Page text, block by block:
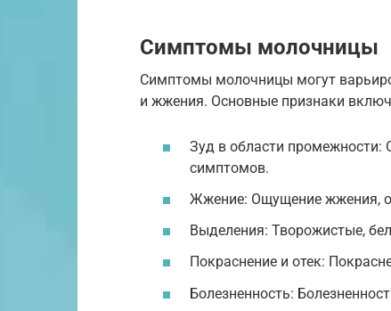
Симптомы молочницы
Симптомы молочницы могут
и жжения. Основные признаки
Зуд в области промежности:
симптомов.
Жжение: Ощущение жжения,
Выделения: Творожистые,
Покраснение и отек:
Болезненность: